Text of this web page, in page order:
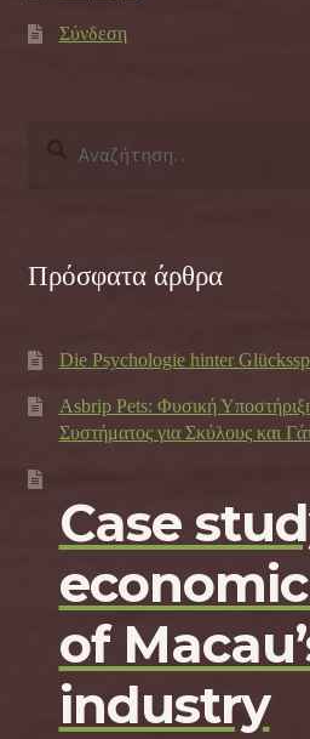
Σύνδεση
Πρόσφατα άρθρα
Die Psychologie hinter
Asbrip Pets: Φυσική
Συστήματος για Σκύλους και
Case
of
industry